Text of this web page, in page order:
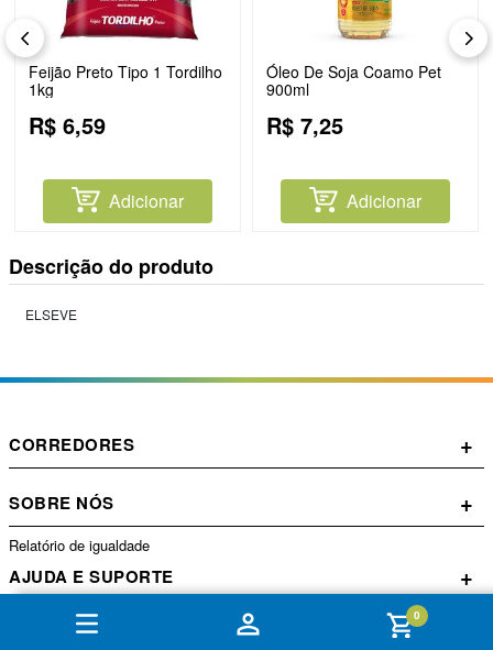
0
Feijão Preto Tipo 1 Tordilho
1kg
R$ 6,59
Adicionar
Óleo De Soja Coamo Pet
900ml
R$ 7,25
Adicionar
Descrição do produto
ELSEVE
CORREDORES +
SOBRE NÓS +
Relatório de igualdade
AJUDA E SUPORTE +